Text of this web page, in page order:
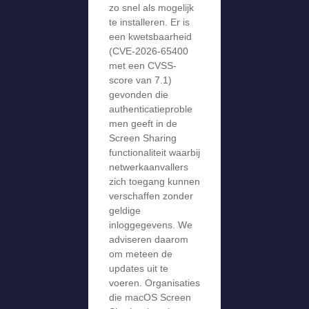
zo snel als mogelijk
te installeren. Er is
een kwetsbaarheid
(CVE-2026-65400
met een CVSS-
score van 7.1)
gevonden die
authenticatieproble
men geeft in de
Screen Sharing
functionaliteit waarbij
netwerkaanvallers
zich toegang kunnen
verschaffen zonder
geldige
inloggegevens. We
adviseren daarom
om meteen de
updates uit te
voeren. Organisaties
die macOS Screen